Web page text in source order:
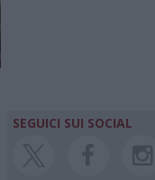
SEGUICI SUI SOCIAL